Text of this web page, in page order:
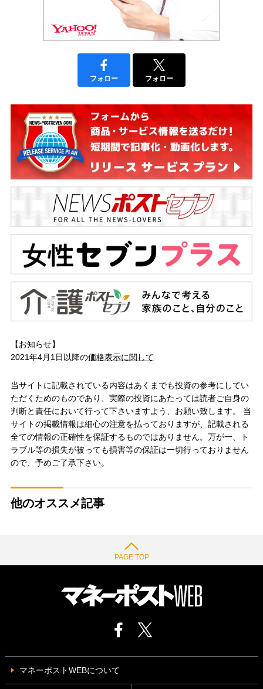
フォロー フォロー
【お知らせ】
2021年4月1日以降の価格表示に関して
当サイトに記載されている内容はあくまでも投資の参考にしてい
ただくためのものであり、実際の投資にあたっては読者ご自身の
判断と責任において行って下さいますよう、お願い致します。 当
サイトの掲載情報は細心の注意を払っておりますが、記載される
全ての情報の正確性を保証するものではありません。万が一、ト
ラブル等の損失が被っても損害等の保証は一切行っておりません
ので、予めご了承下さい。
他のオススメ記事
PAGE TOP
マネーポストWEBについて